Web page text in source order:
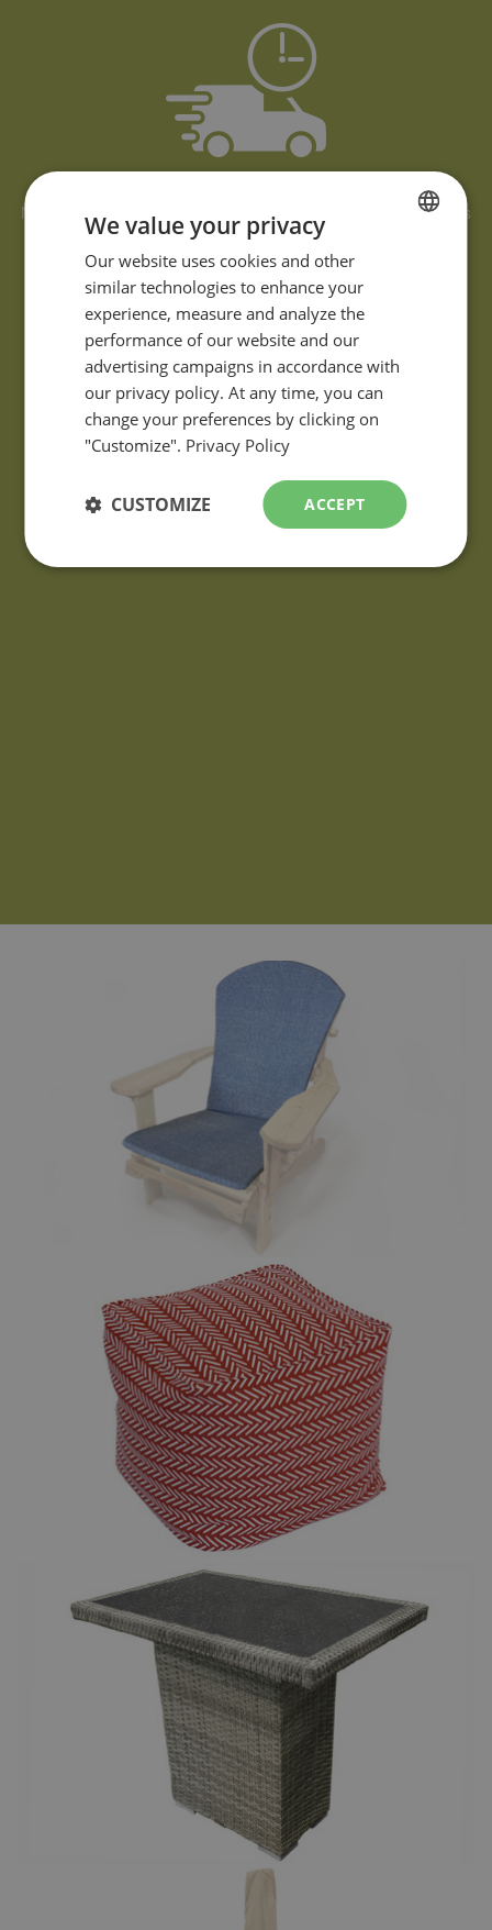
LIVRAISON RAPIDE PARTOUT AU CANADA
Nous répondons à vos demandes, vous proposons des solutions
et livrons vos commandes rapidement.
DES QUESTIONS?
Si vous avez des questions ou des commentaires à propos de
nos produits, veuillez les communiquer au moyen du
formulaire
de demande d'informations.
FRENCH
ENGLISH
We value your privacy
Our website uses cookies and other
similar technologies to enhance your
experience, measure and analyze the
performance of our website and our
advertising campaigns in accordance with
our privacy policy. At any time, you can
change your preferences by clicking on
"Customize". Privacy Policy
ACCEPT
CUSTOMIZE